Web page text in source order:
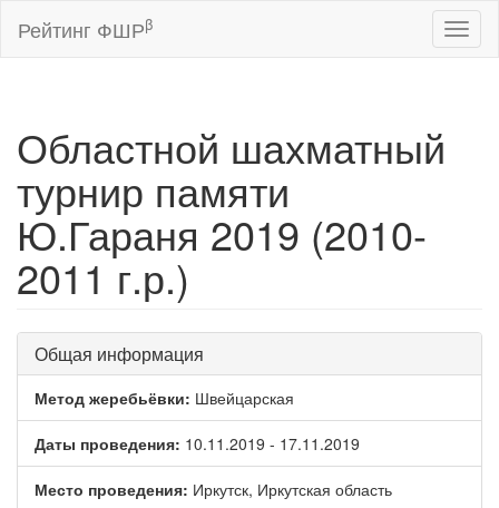
Рейтинг ФШРβ
Областной шахматный
турнир памяти
Ю.Гараня 2019 (2010-
2011 г.р.)
Общая информация
Метод жеребьёвки: Швейцарская
Даты проведения: 10.11.2019 - 17.11.2019
Место проведения: Иркутск, Иркутская область